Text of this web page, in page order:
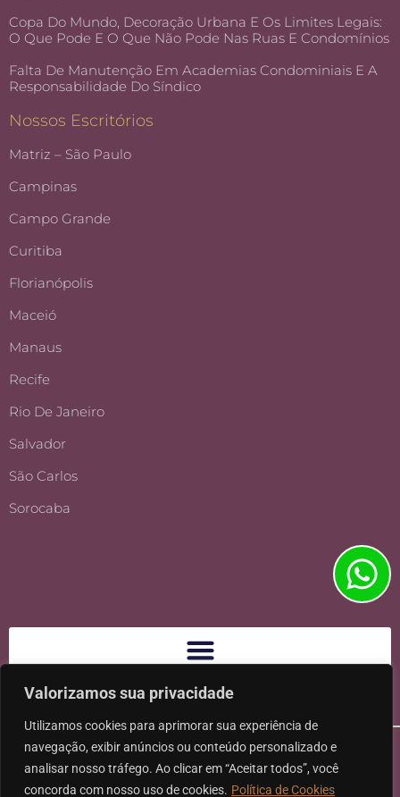
Valorizamos sua privacidade
Utilizamos cookies para aprimorar sua experiência de
navegação, exibir anúncios ou conteúdo personalizado e
analisar nosso tráfego. Ao clicar em “Aceitar todos”, você
concorda com nosso uso de cookies. Política de Cookies
Copa Do Mundo, Decoração Urbana E Os Limites Legais:
O Que Pode E O Que Não Pode Nas Ruas E Condomínios
Falta De Manutenção Em Academias Condominiais E A
Responsabilidade Do Síndico
Nossos Escritórios
Matriz – São Paulo
Campinas
Campo Grande
Curitiba
Florianópolis
Maceió
Manaus
Recife
Rio De Janeiro
Salvador
São Carlos
Sorocaba